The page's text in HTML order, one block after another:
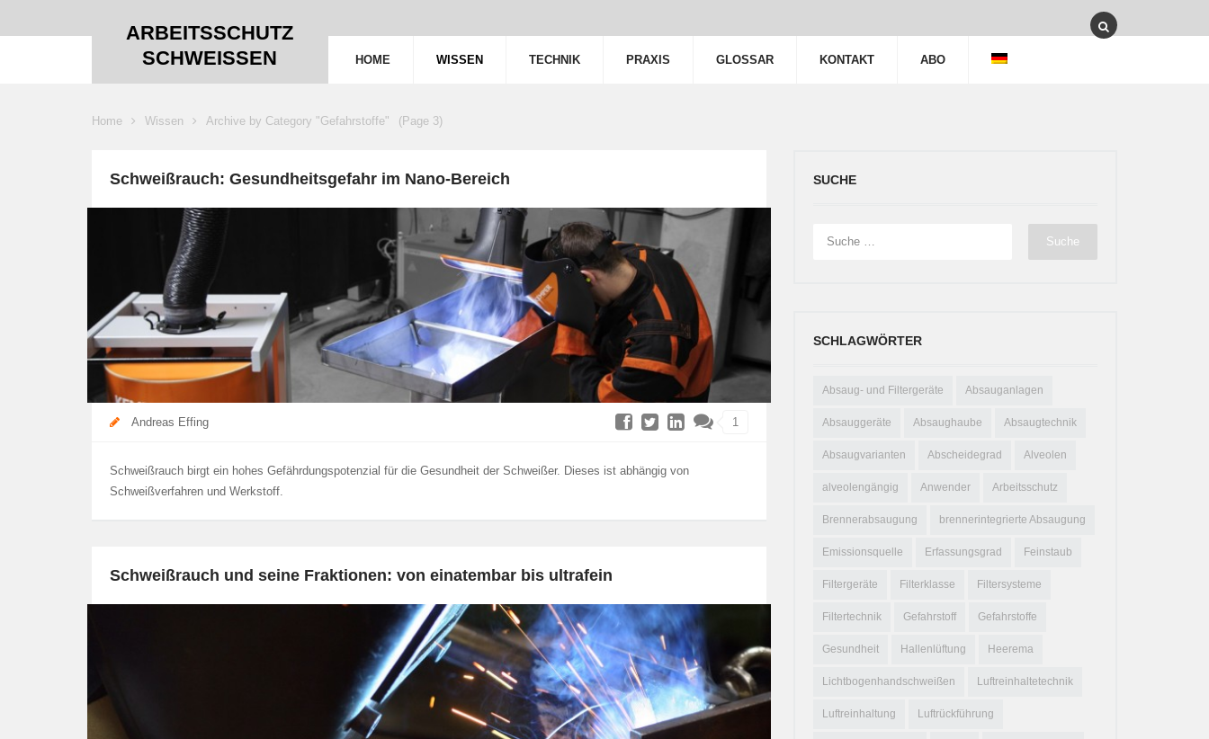
ARBEITSSCHUTZ
SCHWEISSEN
HOME WISSEN TECHNIK PRAXIS GLOSSAR KONTAKT ABO
Home Wissen Archive by Category "Gefahrstoffe" (Page 3)
Schweißrauch: Gesundheitsgefahr im Nano-Bereich
Andreas Effing 1
Schweißrauch birgt ein hohes Gefährdungspotenzial für die Gesundheit der Schweißer. Dieses ist abhängig von
Schweißverfahren und Werkstoff.
Schweißrauch und seine Fraktionen: von einatembar bis ultrafein
SUCHE
SCHLAGWÖRTER
Absaug- und Filtergeräte Absauganlagen
Absauggeräte Absaughaube Absaugtechnik
Absaugvarianten Abscheidegrad Alveolen
alveolengängig Anwender Arbeitsschutz
Brennerabsaugung brennerintegrierte Absaugung
Emissionsquelle Erfassungsgrad Feinstaub
Filtergeräte Filterklasse Filtersysteme
Filtertechnik Gefahrstoff Gefahrstoffe
Gesundheit Hallenlüftung Heerema
Lichtbogenhandschweißen Luftreinhaltetechnik
Luftreinhaltung Luftrückführung